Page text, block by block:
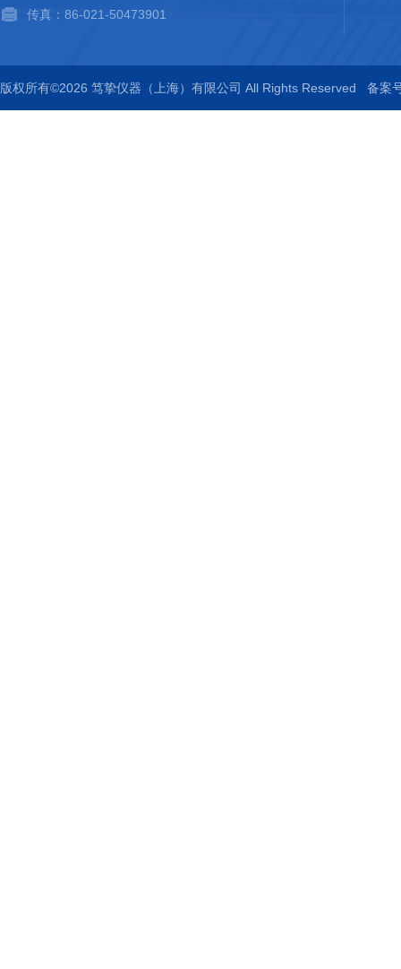
传真：86-021-50473901
版权所有©2026 笃挚仪器（上海）有限公司 All Rights Reserved 备案